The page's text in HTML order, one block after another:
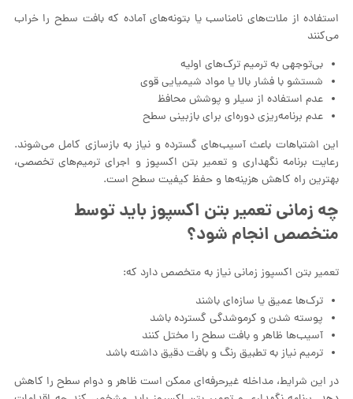
استفاده از ملات‌های نامناسب یا بتونه‌های آماده که بافت سطح را خراب
می‌کنند
بی‌توجهی به ترمیم ترک‌های اولیه
شستشو با فشار بالا یا مواد شیمیایی قوی
عدم استفاده از سیلر و پوشش محافظ
عدم برنامه‌ریزی دوره‌ای برای بازبینی سطح
این اشتباهات باعث آسیب‌های گسترده و نیاز به بازسازی کامل می‌شوند.
رعایت برنامه نگهداری و تعمیر بتن اکسپوز و اجرای ترمیم‌های تخصصی،
بهترین راه کاهش هزینه‌ها و حفظ کیفیت سطح است.
چه زمانی تعمیر بتن اکسپوز باید توسط
متخصص انجام شود؟
تعمیر بتن اکسپوز زمانی نیاز به متخصص دارد که:
ترک‌ها عمیق یا سازه‌ای باشند
پوسته شدن و کرموشدگی گسترده باشد
آسیب‌ها ظاهر و بافت سطح را مختل کنند
ترمیم نیاز به تطبیق رنگ و بافت دقیق داشته باشد
در این شرایط، مداخله غیرحرفه‌ای ممکن است ظاهر و دوام سطح را کاهش